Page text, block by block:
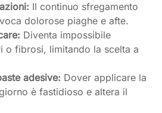
Il continuo sfregamento
dolorose piaghe e afte.
Diventa impossibile
o fibrosi, limitando la scelta a
adesive: Dover applicare la
è fastidioso e altera il